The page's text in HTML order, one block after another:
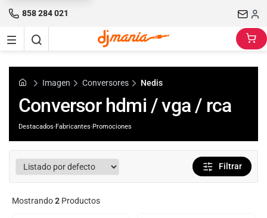
858 284 021
Imagen Conversores Nedis
Conversor hdmi / vga / rca
Destacados·Fabricantes·Promociones
Filtrar
Mostrando2 Productos